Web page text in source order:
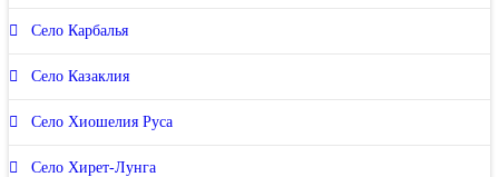
Село Карбалья
Село Казаклия
Село Хиошелия Руса
Село Хирет-Лунга